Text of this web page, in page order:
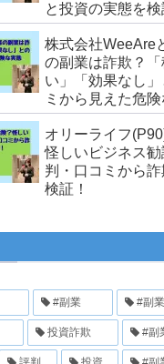
と投資の実態を検
株式会社WeeAre
の副業は詐欺？「
い」「効果なし」
ミから見えた危
オリーライフ
怪しいビジネス
判・口コミから
検証！
#副業 #副
投資詐欺 #副